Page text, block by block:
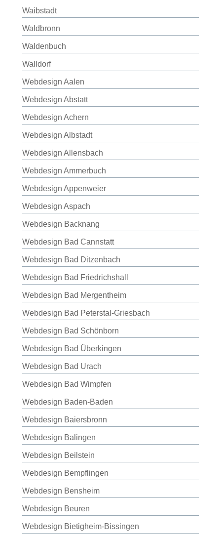
Waibstadt
Waldbronn
Waldenbuch
Walldorf
Webdesign Aalen
Webdesign Abstatt
Webdesign Achern
Webdesign Albstadt
Webdesign Allensbach
Webdesign Ammerbuch
Webdesign Appenweier
Webdesign Aspach
Webdesign Backnang
Webdesign Bad Cannstatt
Webdesign Bad Ditzenbach
Webdesign Bad Friedrichshall
Webdesign Bad Mergentheim
Webdesign Bad Peterstal-Griesbach
Webdesign Bad Schönborn
Webdesign Bad Überkingen
Webdesign Bad Urach
Webdesign Bad Wimpfen
Webdesign Baden-Baden
Webdesign Baiersbronn
Webdesign Balingen
Webdesign Beilstein
Webdesign Bempflingen
Webdesign Bensheim
Webdesign Beuren
Webdesign Bietigheim-Bissingen